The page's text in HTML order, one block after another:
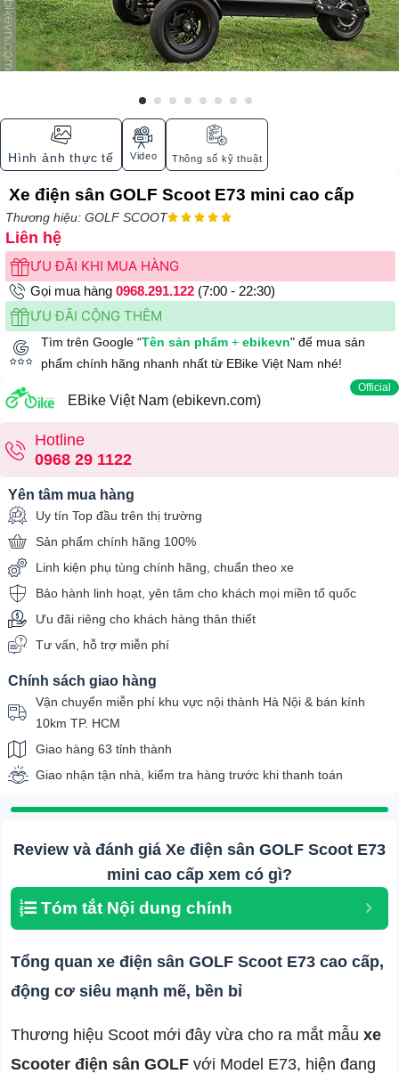
Hình ảnh thực tế Video Thông số kỹ thuật
Xe điện sân GOLF Scoot E73 mini cao cấp
Thương hiệu: GOLF SCOOT    
Liên hệ
ƯU ĐÃI KHI MUA HÀNG
Gọi mua hàng 0968.291.122(7:00 - 22:30)
ƯU ĐÃI CỘNG THÊM
Tìm trên Google “Tên sản phẩm + ebikevn" để mua sản
phẩm chính hãng nhanh nhất từ EBike Việt Nam nhé!
EBike Việt Nam (ebikevn.com)
Official
Hotline
0968 29 1122
Yên tâm mua hàng
Uy tín Top đầu trên thị trường
Sản phẩm chính hãng 100%
Linh kiện phụ tùng chính hãng, chuẩn theo xe
Bảo hành linh hoạt, yên tâm cho khách mọi miền tổ quốc
Ưu đãi riêng cho khách hàng thân thiết
Tư vấn, hỗ trợ miễn phí
Chính sách giao hàng
Vận chuyển miễn phí khu vực nội thành Hà Nội & bán kính
10km TP. HCM
Giao hàng 63 tỉnh thành
Giao nhận tận nhà, kiểm tra hàng trước khi thanh toán
Review và đánh giá Xe điện sân GOLF Scoot E73
mini cao cấp xem có gì?
Tóm tắt Nội dung chính
Tổng quan xe điện sân GOLF Scoot E73 cao cấp,
động cơ siêu mạnh mẽ, bền bỉ
Thương hiệu Scoot mới đây vừa cho ra mắt mẫu xe
Scooter điện sân GOLF với Model E73, hiện đang